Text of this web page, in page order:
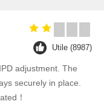
Utile (8987)
adjustment. The
securely in place.
！